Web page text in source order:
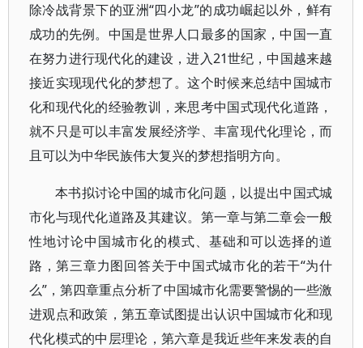
除冷战背景下的亚洲“四小龙”的成功崛起以外，鲜有
成功的先例。中国是世界人口最多的国家，中国一直
在努力进行现代化的建设，进入21世纪，中国越来越
接近实现现代化的梦想了。这个时候来总结中国城市
化和现代化的经验教训，来思考中国式现代化道路，
就不只是可以丰富发展经济学、丰富现代化理论，而
且可以为中华民族伟大复兴的梦想指明方向。
本书拟讨论中国的城市化问题，以提出中国式城
市化与现代化道路及其建议。第一章与第二章会一般
性地讨论中国城市化的模式、基础和可以选择的道
路，第三章力图回答关于中国式城市化的若干“为什
么”，第四章重点分析了中国城市化需要警惕的一些激
进观点和政策，第五章试图提出认识中国城市化和现
代化模式的中层理论，第六章是我近些年来发表的自